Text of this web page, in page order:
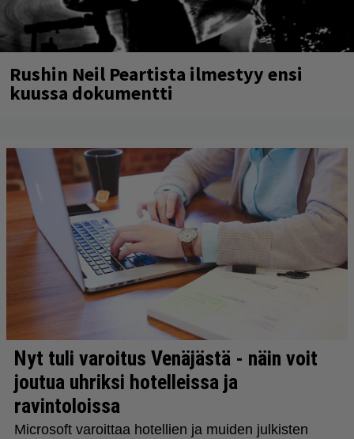
Rushin Neil Peartista ilmestyy ensi
kuussa dokumentti